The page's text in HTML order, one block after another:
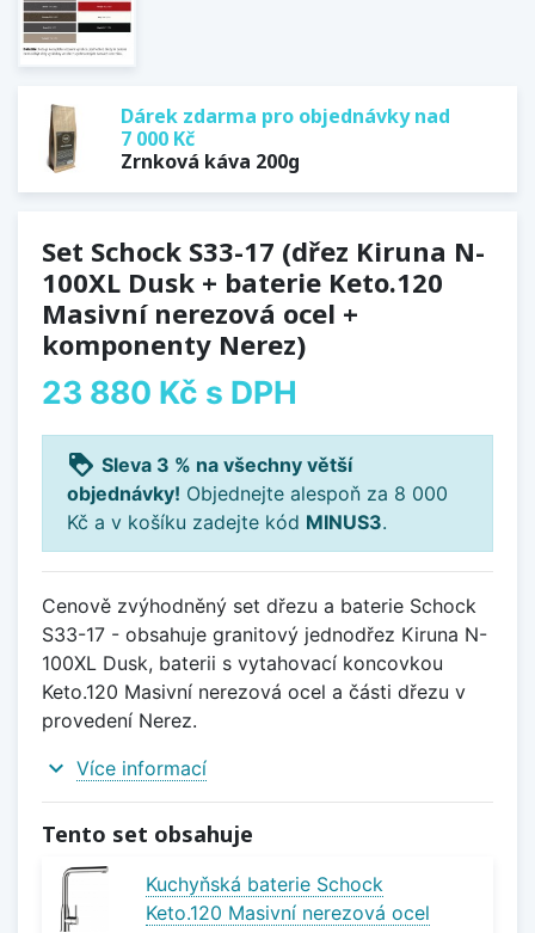
Dárek zdarma pro objednávky nad
7 000 Kč
Zrnková káva 200g
Set Schock S33-17 (dřez Kiruna N-
100XL Dusk + baterie Keto.120
Masivní nerezová ocel +
komponenty Nerez)
23 880 Kč s DPH
loyalty Sleva 3 % na všechny větší
objednávky! Objednejte alespoň za 8 000
Kč a v košíku zadejte kód MINUS3.
Cenově zvýhodněný set dřezu a baterie Schock
S33-17 - obsahuje granitový jednodřez Kiruna N-
100XL Dusk, baterii s vytahovací koncovkou
Keto.120 Masivní nerezová ocel a části dřezu v
provedení Nerez.
expand_more Více informací
Tento set obsahuje
Kuchyňská baterie Schock
Keto.120 Masivní nerezová ocel